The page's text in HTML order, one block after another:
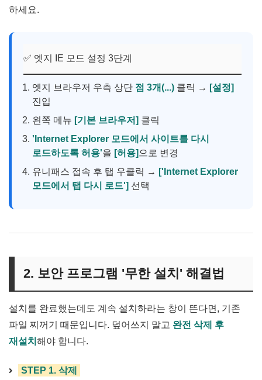
하세요.
✅ 엣지 IE 모드 설정 3단계
엣지 브라우저 우측 상단 점 3개(...) 클릭 → [설정]
진입
왼쪽 메뉴 [기본 브라우저] 클릭
'Internet Explorer 모드에서 사이트를 다시
로드하도록 허용'을 [허용] 으로 변경
유니패스 접속 후 탭 우클릭 → ['Internet Explorer
모드에서 탭 다시 로드'] 선택
2. 보안 프로그램 '무한 설치' 해결법
설치를 완료했는데도 계속 설치하라는 창이 뜬다면, 기존
파일 찌꺼기 때문입니다. 덮어쓰지 말고 완전 삭제 후
재설치 해야 합니다.
STEP 1. 삭제